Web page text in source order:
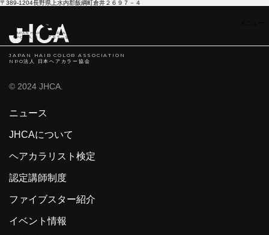
JAPAN HAIR COLOR ASSOCIATION
NPO法人 日本ヘアカラ―協会
〒389-1204長野県上水内郡飯綱町倉井２６９７－４
JAPAN HAIR COLOR ASSOCIATION
NPO法人 日本ヘアカラー協会
© 2024 JHCA.
ニュース
JHCAについて
ヘアカラリスト検定
認定講師制度
ファイブスター紹介
イベント情報